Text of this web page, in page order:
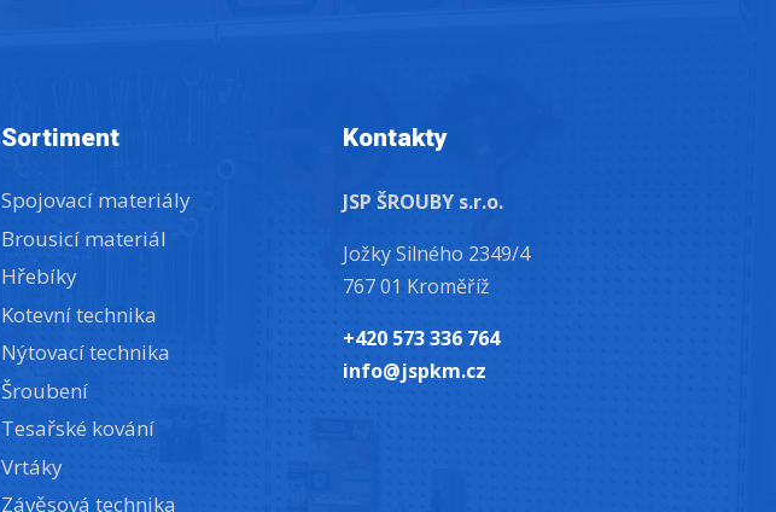
Sortiment
Spojovací materiály
Brousicí materiál
Hřebíky
Kotevní technika
Nýtovací technika
Šroubení
Tesařské kování
Vrtáky
Závěsová technika
Kontakty
JSP ŠROUBY s.r.o.
Jožky Silného 2349/4
767 01 Kroměříž
+420 573 336 764
info@jspkm.cz